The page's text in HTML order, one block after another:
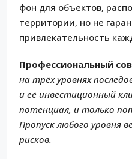
фон для объектов,
территории, но не
привлекательность
Профессиональный
на трёх уровнях
и её инвестиционный
потенциал, и только
Пропуск любого уровня
рисков.